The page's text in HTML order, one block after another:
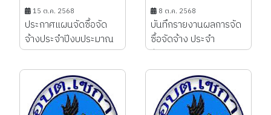
15 ต.ค. 2568
ประกาศแผนจัดซื้อจัด
จ้างประจำปีงบประมาณ
พ.ศ. 2569...
8 ต.ค. 2568
บันทึกรายงานผลการจัด
ซื้อจัดจ้าง ประจำ
ปีงบประมาณ 2568...